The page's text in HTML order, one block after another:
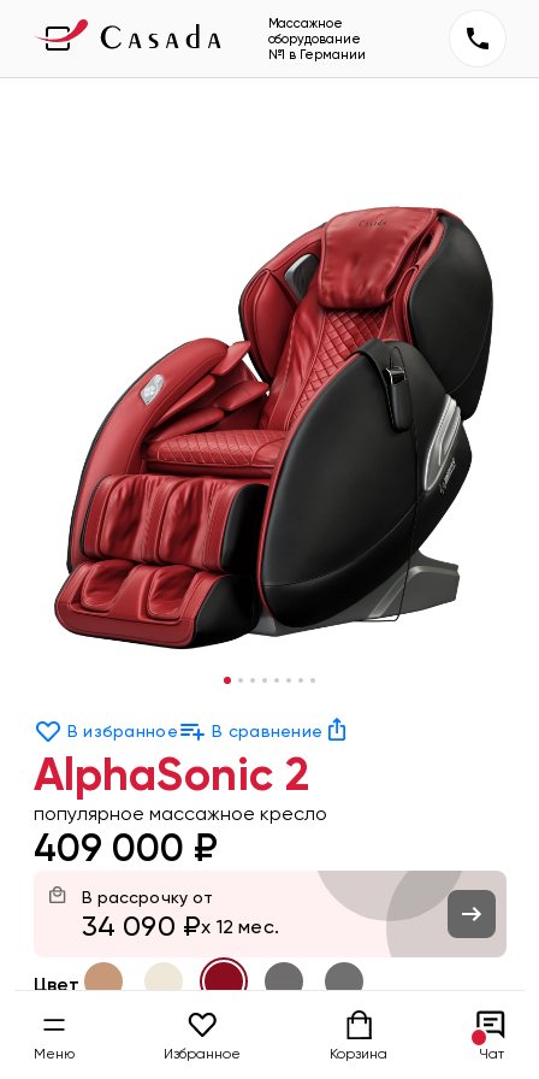
Массажное
оборудование
№1 в Германии
В избранное В сравнение
AlphaSonic 2
популярное массажное кресло
409 000 ₽
В рассрочку от
34 090 ₽x 12 мес.
Цвет
Меню Избранное Корзина Чат